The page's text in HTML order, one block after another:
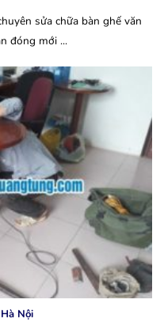
sửa chữa bàn ghế văn
đóng mới ...
Nội